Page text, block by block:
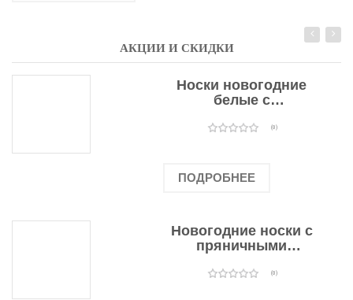
АКЦИИ И СКИДКИ
Носки новогодние
белые с
оленями(0)
ПОДРОБНЕЕ
Новогодние носки с
пряничными
(0)